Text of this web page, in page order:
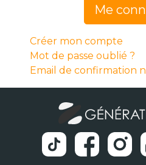
Me
Créer mon compte
Mot de passe oublié ?
Email de confirmation